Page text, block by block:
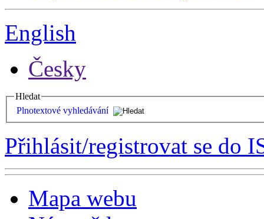
English
Česky
Hledat
Plnotextové vyhledávání
Přihlásit/registrovat se do
Mapa webu